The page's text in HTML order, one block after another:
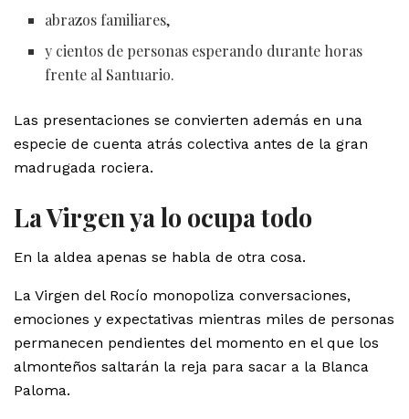
abrazos familiares,
y cientos de personas esperando durante horas
frente al Santuario.
Las presentaciones se convierten además en una
especie de cuenta atrás colectiva antes de la gran
madrugada rociera.
La Virgen ya lo ocupa todo
En la aldea apenas se habla de otra cosa.
La Virgen del Rocío monopoliza conversaciones,
emociones y expectativas mientras miles de personas
permanecen pendientes del momento en el que los
almonteños saltarán la reja para sacar a la Blanca
Paloma.